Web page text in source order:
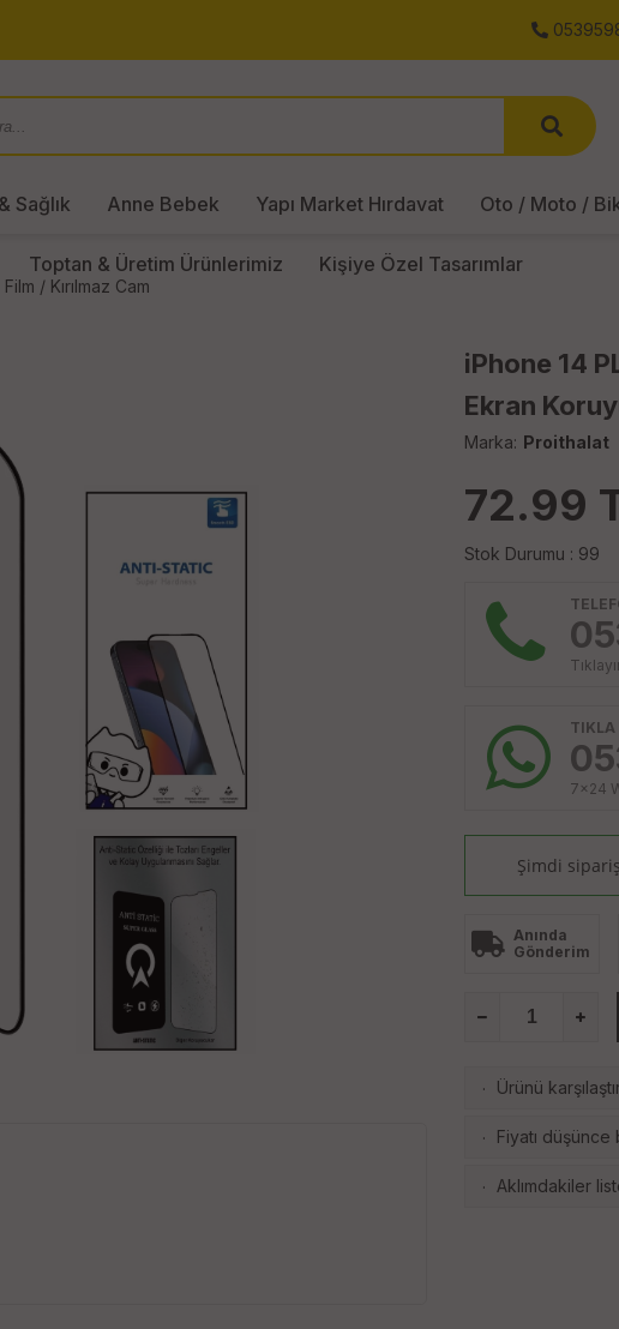
Sağlık Anne Bebek Yapı Market Hırdavat Oto / Moto /
Toptan & Üretim Ürünlerimiz Kişiye Özel Tasarımlar
/ Kırılmaz Cam
iPhone 14
Ekran
Marka: Proithalat
72.99
Stok Durumu : 99
TIKLA
7x24
Şimdi
Anında
Gönderim
· Ürünü
· Fiyatı düşünce
· Aklımdakiler